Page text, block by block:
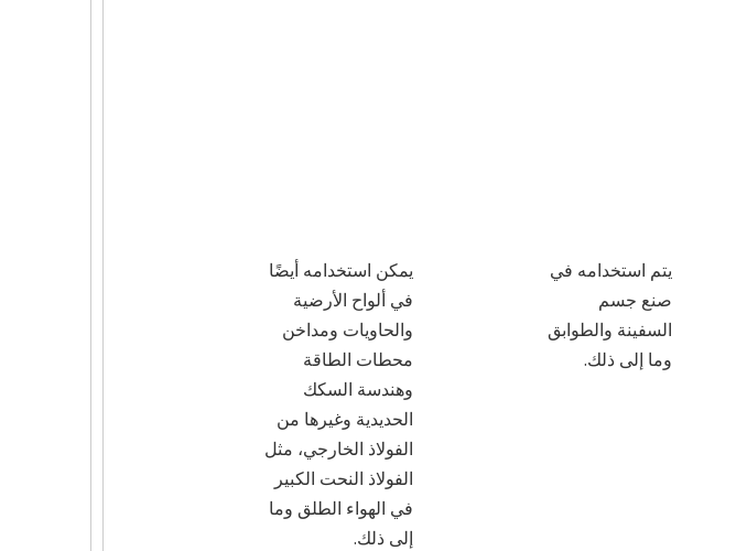
يتم استخدامه في
صنع جسم
السفينة والطوابق
وما إلى ذلك.
يمكن استخدامه أيضًا
في ألواح الأرضية
والحاويات ومداخن
محطات الطاقة
وهندسة السكك
الحديدية وغيرها من
الفولاذ الخارجي، مثل
الفولاذ النحت الكبير
في الهواء الطلق وما
إلى ذلك.